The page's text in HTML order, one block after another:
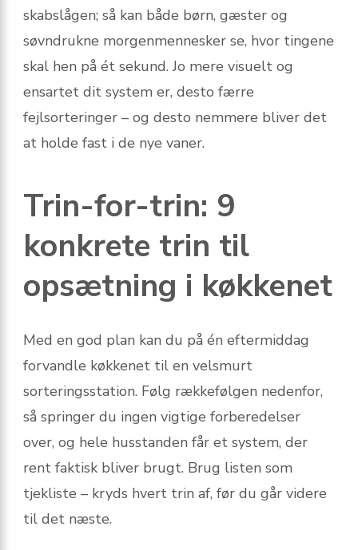
skabslågen; så kan både børn, gæster og
søvndrukne morgenmennesker se, hvor tingene
skal hen på ét sekund. Jo mere visuelt og
ensartet dit system er, desto færre
fejlsorteringer – og desto nemmere bliver det
at holde fast i de nye vaner.
Trin-for-trin: 9
konkrete trin til
opsætning i køkkenet
Med en god plan kan du på én eftermiddag
forvandle køkkenet til en velsmurt
sorteringsstation. Følg rækkefølgen nedenfor,
så springer du ingen vigtige forberedelser
over, og hele husstanden får et system, der
rent faktisk bliver brugt. Brug listen som
tjekliste – kryds hvert trin af, før du går videre
til det næste.